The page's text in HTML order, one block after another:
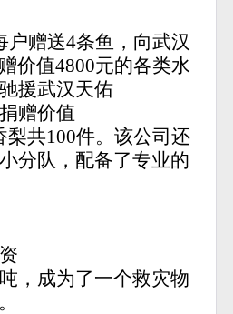
户赠送4条鱼，向武汉
价值4800元的各类水
援武汉天佑
赠价值
梨共100件。该公司还
分队，配备了专业的
，成为了一个救灾物